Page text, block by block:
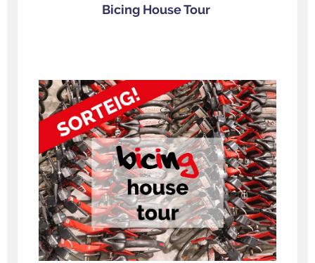
Bicing House Tour